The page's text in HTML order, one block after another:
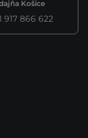
Košice
917 866 622